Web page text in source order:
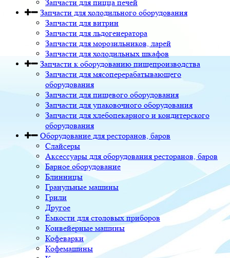
Запчасти для пицца печей
Запчасти для холодильного оборудования
Запчасти для витрин
Запчасти для льдогенератора
Запчасти для морозильников, ларей
Запчасти для холодильных шкафов
Запчасти к оборудованию пищепроизводства
Запчасти для мясоперерабатывающего
оборудования
Запчасти для пищевого оборудования
Запчасти для упаковочного оборудования
Запчасти для хлебопекарного и кондитерского
оборудования
Оборудование для ресторанов, баров
Слайсеры
Аксессуары для оборудования ресторанов, баров
Барное оборудование
Блинницы
Гранульные машины
Грили
Другое
Ёмкости для столовых приборов
Конвейерные машины
Кофеварки
Кофемашины